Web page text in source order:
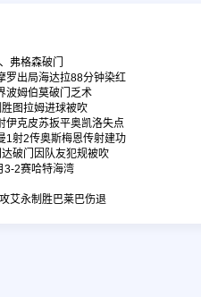
弗格森破门
罗出局海达拉88分钟染红
波姆伯莫破门乏术
图拉姆进球被吹
伊克皮苏扳平奥凯洛失点
1射2传奥斯梅恩传射建功
破门因队友犯规被吹
3-2赛哈特海湾
艾永制胜巴莱巴伤退